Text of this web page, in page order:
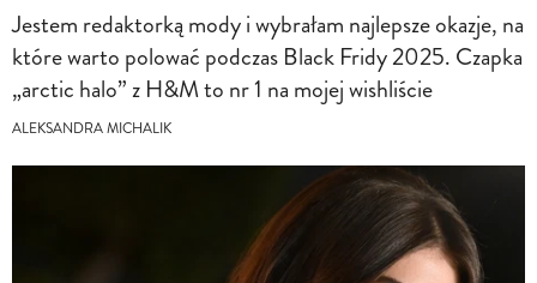
Jestem redaktorką mody i wybrałam najlepsze okazje, na
które warto polować podczas Black Fridy 2025. Czapka
„arctic halo” z H&M to nr 1 na mojej wishliście
ALEKSANDRA MICHALIK